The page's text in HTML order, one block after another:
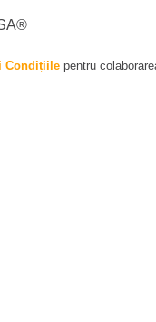
Condițiile pentru